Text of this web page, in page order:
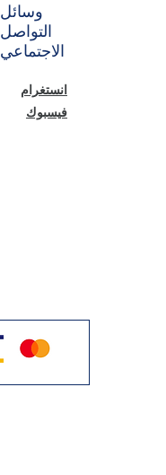
وسائل
التواصل
الاجتماعي
انستغرام
فيسبوك